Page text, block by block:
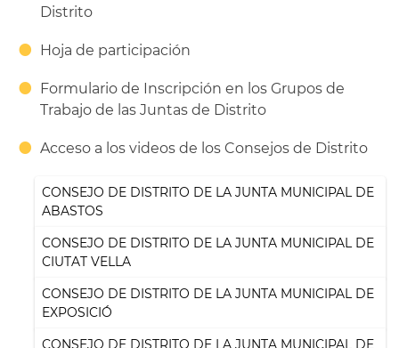
Distrito
Hoja de participación
Formulario de Inscripción en los Grupos de
Trabajo de las Juntas de Distrito
Acceso a los videos de los Consejos de Distrito
CONSEJO DE DISTRITO DE LA JUNTA MUNICIPAL DE
ABASTOS
CONSEJO DE DISTRITO DE LA JUNTA MUNICIPAL DE
CIUTAT VELLA
CONSEJO DE DISTRITO DE LA JUNTA MUNICIPAL DE
EXPOSICIÓ